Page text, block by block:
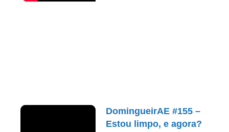
DomingueirAE #155 –
Estou limpo, e agora?